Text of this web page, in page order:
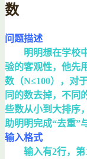
数
问题描述
明明想在学校中
验的客观性，他先
数（N≤100），对
同的数去掉，不同
些数从小到大排序
助明明完成“去重”
输入格式
输入有2行，第1